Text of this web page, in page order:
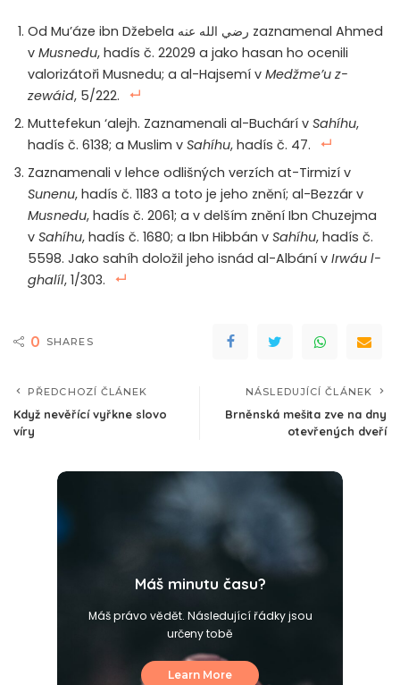
Od Mu’áze ibn Džebela رضي الله عنه zaznamenal Ahmed
v Musnedu, hadís č. 22029 a jako hasan ho ocenili
valorizátoři Musnedu; a al-Hajsemí v Medžme’u z-
zewáid, 5/222.
Muttefekun ‘alejh. Zaznamenali al-Buchárí v Sahíhu,
hadís č. 6138; a Muslim v Sahíhu, hadís č. 47.
Zaznamenali v lehce odlišných verzích at-Tirmizí v
Sunenu, hadís č. 1183 a toto je jeho znění; al-Bezzár v
Musnedu, hadís č. 2061; a v delším znění Ibn Chuzejma
v Sahíhu, hadís č. 1680; a Ibn Hibbán v Sahíhu, hadís č.
5598. Jako sahíh doložil jeho isnád al-Albání v Irwáu l-
ghalíl, 1/303.
0 SHARES
PŘEDCHOZÍ ČLÁNEK
Když nevěřící vyřkne slovo
víry
NÁSLEDUJÍCÍ ČLÁNEK
Brněnská mešita zve na dny
otevřených dveří
Máš minutu času?
Máš právo vědět. Následující řádky jsou
určeny tobě
Learn More